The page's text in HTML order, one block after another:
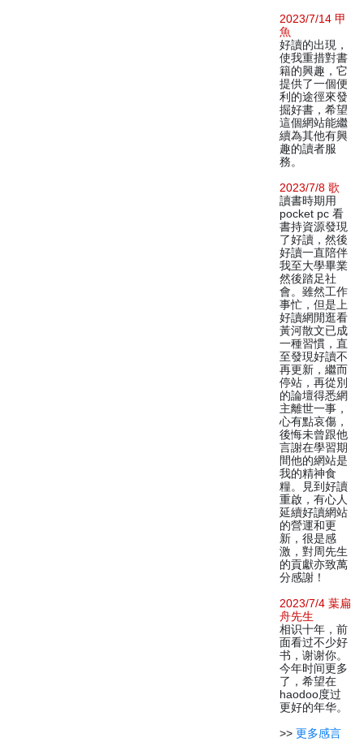
2023/7/14 甲
魚
好讀的出現，
使我重措對書
籍的興趣，它
提供了一個便
利的途徑來發
掘好書，希望
這個網站能繼
續為其他有興
趣的讀者服
務。
2023/7/8 歌
讀書時期用
pocket pc 看
書持資源發現
了好讀，然後
好讀一直陪伴
我至大學畢業
然後踏足社
會。雖然工作
事忙，但是上
好讀網閒逛看
黃河散文已成
一種習慣，直
至發現好讀不
再更新，繼而
停站，再從別
的論壇得悉網
主離世一事，
心有點哀傷，
後悔未曾跟他
言謝在學習期
間他的網站是
我的精神食
糧。見到好讀
重啟，有心人
延續好讀網站
的營運和更
新，很是感
激，對周先生
的貢獻亦致萬
分感謝！
2023/7/4 葉扁
舟先生
相识十年，前
面看过不少好
书，谢谢你。
今年时间更多
了，希望在
haodoo度过
更好的年华。
>> 更多感言